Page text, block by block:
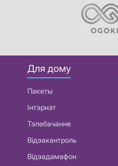
Для дому
Пакеты
Інтэрнэт
Тэлебачанне
Відэакантроль
Відэадамафон